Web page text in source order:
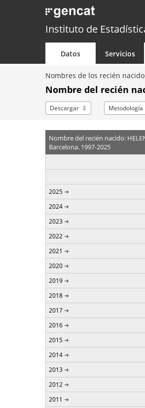
Instituto de
Datos Servicios
Nombres de los recién
Nombre del recién
Descargar Metodología
Nombre del recién nacido:
Barcelona. 1997-2025
2025
2024
2023
2022
2021
2020
2019
2018
2017
2016
2015
2014
2013
2012
2011